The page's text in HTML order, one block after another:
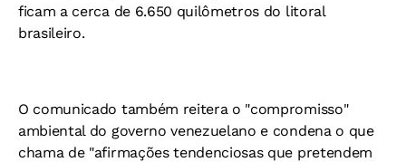
ficam a cerca de 6.650 quilômetros do litoral
brasileiro.
O comunicado também reitera o "compromisso"
ambiental do governo venezuelano e condena o que
chama de "afirmações tendenciosas que pretendem